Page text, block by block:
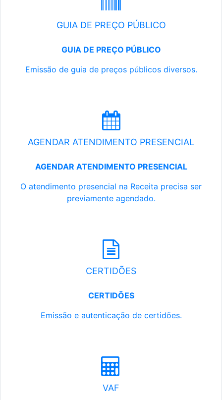
GUIA DE PREÇO PÚBLICO
GUIA DE PREÇO PÚBLICO
Emissão de guia de preços públicos diversos.
AGENDAR ATENDIMENTO PRESENCIAL
AGENDAR ATENDIMENTO PRESENCIAL
O atendimento presencial na Receita precisa ser
previamente agendado.
CERTIDÕES
CERTIDÕES
Emissão e autenticação de certidões.
VAF